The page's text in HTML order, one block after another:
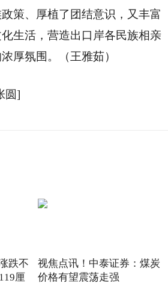
策、厚植了团结意识，又丰富
生活，营造出口岸各民族相亲
厚氛围。（王雅茹）
圆]
跌不
厘
视焦点讯！中泰证券：煤炭
价格有望震荡走强